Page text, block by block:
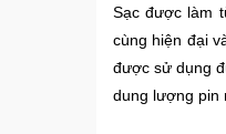
Sạc được làm
cùng hiện đại
được sử dụng
dung lượng pin